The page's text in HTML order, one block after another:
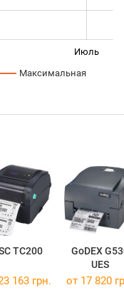
Июль
Максимальная
TC200
GoDEX
UES
163 грн. от 17 820